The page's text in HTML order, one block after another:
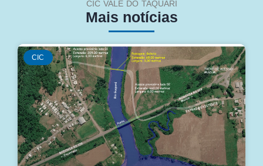
CIC VALE DO TAQUARI
Mais notícias
CIC